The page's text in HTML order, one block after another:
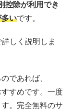
控除が利用でき
多いです。
しく説明しま
であれば、
すめです。一度
。完全無料のサ